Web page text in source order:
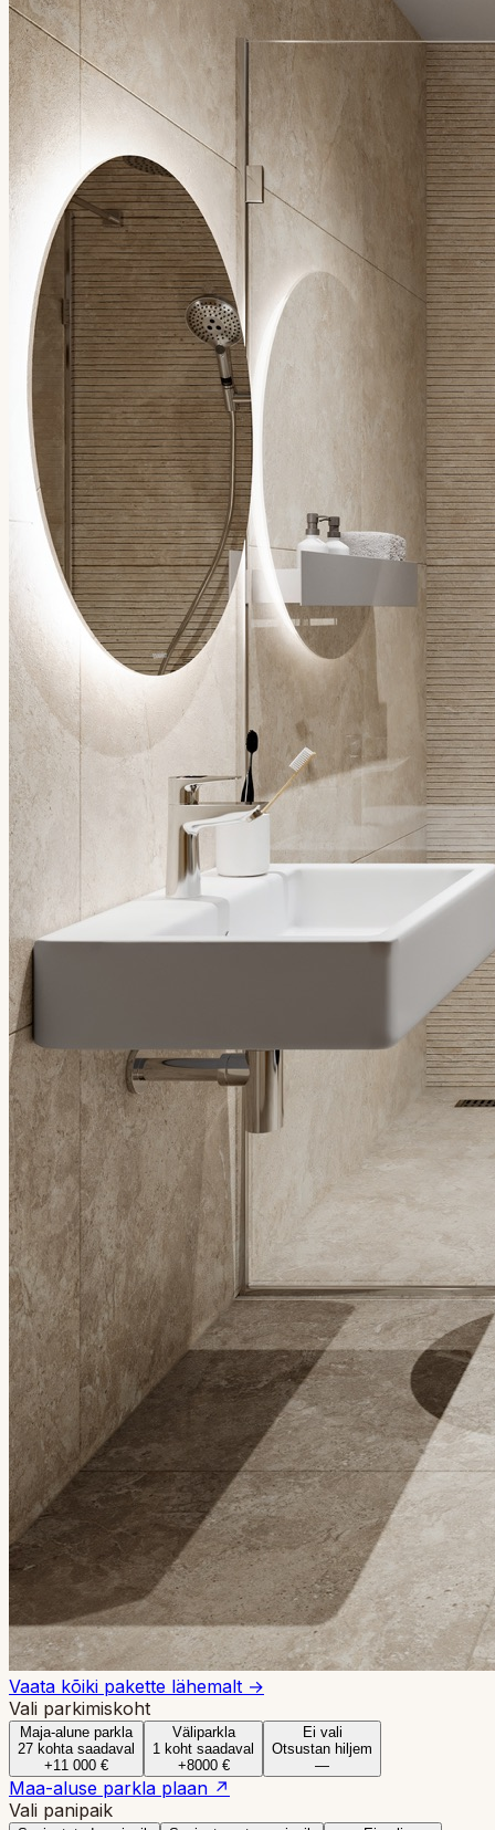
Vaata kõiki pakette lähemalt →
Vali parkimiskoht
Maja-alune parkla
27 kohta saadaval
+11 000 €
Väliparkla
1 koht saadaval
+8000 €
Ei vali
Otsustan hiljem
—
Maa-aluse parkla plaan ↗
Vali panipaik